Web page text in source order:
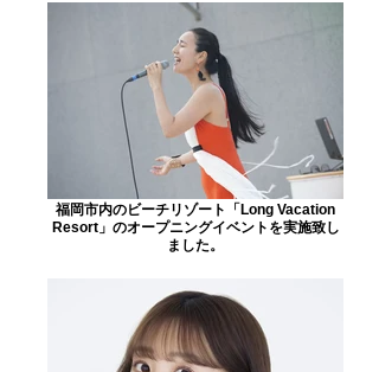
福岡市内のビーチリゾート「Long Vacation
Resort」のオープニングイベントを実施致し
ました。